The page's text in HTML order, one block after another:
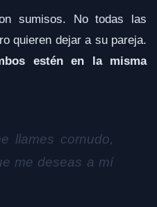
sumisos. No todas las
quieren dejar a su pareja.
estén en la misma
llames cornudo,
me deseas a mí